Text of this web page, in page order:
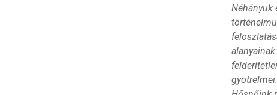
Néhányuk
gyötrelmei.